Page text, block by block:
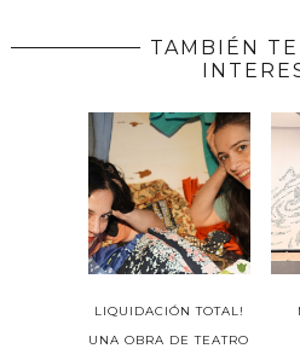
TAMBIÉN
LIQUIDACIÓN TOTAL!
UNA OBRA DE TEATRO